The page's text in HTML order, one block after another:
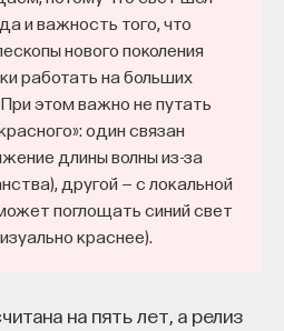
и важность того, что
нового поколения
работать на больших
этом важно не путать
один связан
длины волны из-за
другой — с локальной
поглощать синий свет
краснее).
на пять лет, а релиз
но стремится развивать
достаточно
о себе: образование, опыт
и владение
КомандаNaukka Talents
навыки могут быть
найти международную